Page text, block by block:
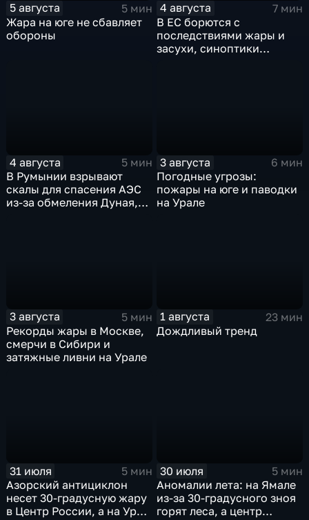
5 августа
5 мин
Жара на юге не сбавляет
обороны
4 августа
7 мин
В ЕС борются с
последствиями жары и
засухи, синоптики
4 августа
5 мин
В Румынии взрывают
скалы для спасения АЭС
из-за обмеления Дуная,
3 августа
6 мин
Погодные угрозы:
пожары на юге и паводки
на Урале
3 августа
5 мин
Рекорды жары в Москве,
смерчи в Сибири и
затяжные ливни на Урале
1 августа
23 мин
Дождливый тренд
31 июля
5 мин
Азорский антициклон
несет 30-градусную жару
в Центр России, а на Урал
30 июля
5 мин
Аномалии лета: на Ямале
из-за 30-градусного зноя
горят леса, а центр